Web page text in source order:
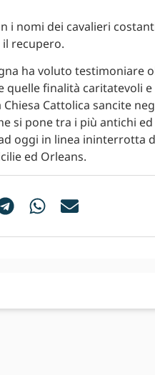
i nomi dei cavalieri
recupero.
ha voluto testimoniare
quelle finalità caritatevoli
Cattolica sancite
si pone tra i più antichi
oggi in linea ininterrotta
ed Orleans.